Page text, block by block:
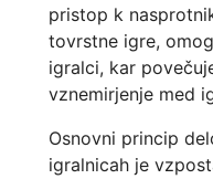
pristop k
tovrstne igre,
igralci, kar
vznemirjenje med
Osnovni princip
igralnicah je